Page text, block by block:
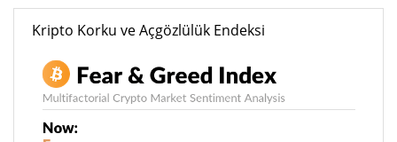
Kripto Korku ve Açgözlülük Endeksi